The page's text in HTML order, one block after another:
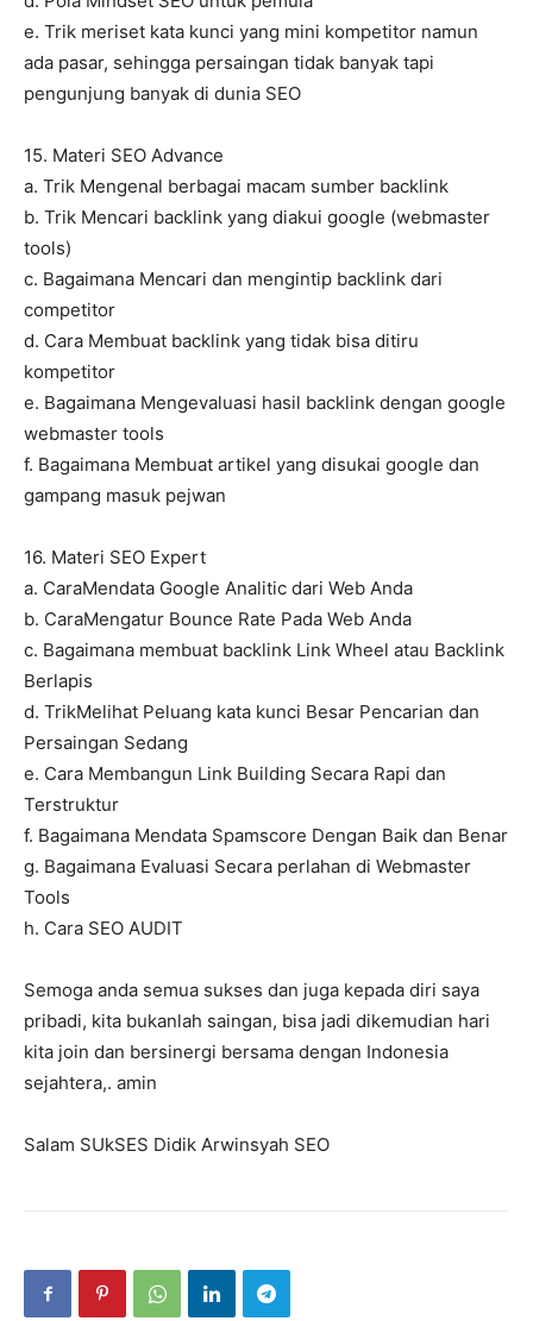
e. Trik meriset kata kunci yang mini kompetitor namun
ada pasar, sehingga persaingan tidak banyak tapi
pengunjung banyak di dunia SEO
15. Materi SEO Advance
a. Trik Mengenal berbagai macam sumber backlink
b. Trik Mencari backlink yang diakui google (webmaster
tools)
c. Bagaimana Mencari dan mengintip backlink dari
competitor
d. Cara Membuat backlink yang tidak bisa ditiru
kompetitor
e. Bagaimana Mengevaluasi hasil backlink dengan google
webmaster tools
f. Bagaimana Membuat artikel yang disukai google dan
gampang masuk pejwan
16. Materi SEO Expert
a. CaraMendata Google Analitic dari Web Anda
b. CaraMengatur Bounce Rate Pada Web Anda
c. Bagaimana membuat backlink Link Wheel atau Backlink
Berlapis
d. TrikMelihat Peluang kata kunci Besar Pencarian dan
Persaingan Sedang
e. Cara Membangun Link Building Secara Rapi dan
Terstruktur
f. Bagaimana Mendata Spamscore Dengan Baik dan Benar
g. Bagaimana Evaluasi Secara perlahan di Webmaster
Tools
h. Cara SEO AUDIT
Semoga anda semua sukses dan juga kepada diri saya
pribadi, kita bukanlah saingan, bisa jadi dikemudian hari
kita join dan bersinergi bersama dengan Indonesia
sejahtera,. amin
Salam SUkSES Didik Arwinsyah SEO